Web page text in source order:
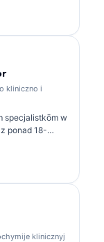
publikował
i
medycyny
kliniczno i
specjalistkōm w
ponad 18-
i analizie
z
na temat
klinicznyj